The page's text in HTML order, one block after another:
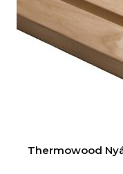
Thermowood